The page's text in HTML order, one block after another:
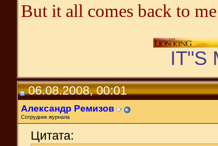
But it all comes back to
IT"S
06.08.2008, 00:01
Александр Ремизов
Сотрудник журнала
Цитата: